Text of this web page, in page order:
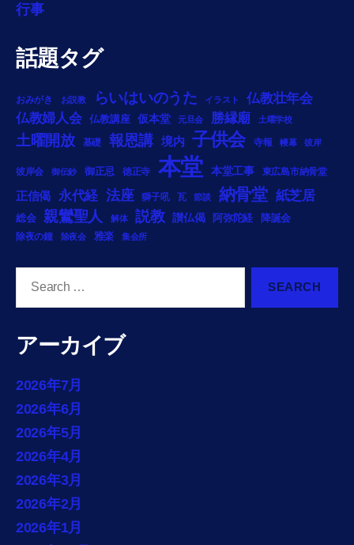
行事
話題タグ
おみがき お説教 らいはいのうた イラスト
仏教壮年会
仏教婦人会
仏教講座 仮本堂 元旦会 勝縁廟 土曜学校
土曜開放 基礎 報恩講 境内 子供会 寺報 幔幕 彼岸
彼岸会 御伝鈔 御正忌 徳正寺 本堂 本堂工事 東広島市納骨堂
正信偈 永代経 法座 獅子吼 瓦 節談 納骨堂 紙芝居
総会 親鸞聖人 解体 説教 讃仏偈 阿弥陀経 降誕会
除夜の鐘 除夜会 雅楽 集会所
アーカイブ
2026年7月
2026年6月
2026年5月
2026年4月
2026年3月
2026年2月
2026年1月